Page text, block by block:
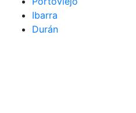
Ibarra
Durán